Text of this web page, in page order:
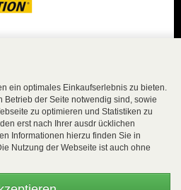
Einkaufen mit
Shops und
zurück-Garantie.
verschlüsselt
ein optimales Einkaufserlebnis zu bieten.
Betrieb der Seite notwendig sind, sowie
zu optimieren und Statistiken zu
erst nach Ihrer ausdr ücklichen
Informationen hierzu finden Sie in
Nutzung der Webseite ist auch ohne